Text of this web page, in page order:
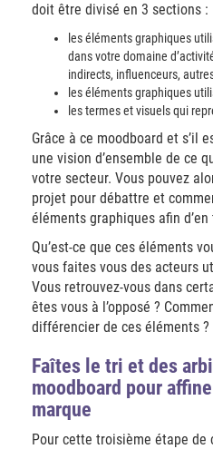
doit être divisé en 3 sections :
les éléments graphiques
dans votre domaine
indirects, influenceurs,
les éléments graphiques
les termes et visuels qui
Grâce à ce moodboard et s’il
une vision d’ensemble de ce
votre secteur. Vous pouvez
projet pour débattre et
éléments graphiques afin
Qu’est-ce que ces éléments
vous faites vous des acteurs
Vous retrouvez-vous dans
êtes vous à l’opposé ?
différencier de ces éléments ?
Faîtes le tri et des
moodboard pour
marque
Pour cette troisième étape de